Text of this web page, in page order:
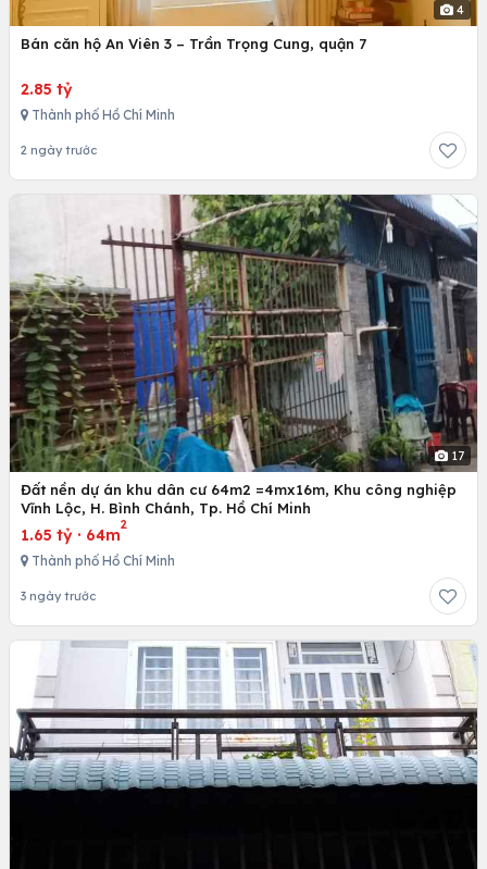
4
Bán căn hộ An Viên 3 – Trần Trọng Cung, quận 7
2.85 tỷ
Thành phố Hồ Chí Minh
2 ngày trước
17
Đất nền dự án khu dân cư 64m2 =4mx16m, Khu công nghiệp
Vĩnh Lộc, H. Bình Chánh, Tp. Hồ Chí Minh
1.65 tỷ · 64m
2
Thành phố Hồ Chí Minh
3 ngày trước